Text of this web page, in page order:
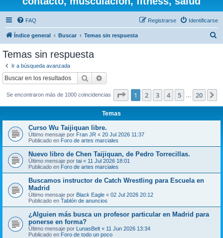
FAQ Identificarse
Registrarse
Índice general Buscar Temas sin respuesta
Temas sin respuesta
Ir a búsqueda avanzada
Buscar
Se encontraron más de 1000 coincidencias Página de 20
1 2 3 4 5 20
Temas
Curso Wu Taijiquan libre.
Último mensaje por Fran JR « 20 Jul 2026 11:37
Publicado en Foro de artes marciales
Nuevo libro de Chen Taijiquan, de Pedro Torrecillas.
Último mensaje por tai « 11 Jul 2026 18:01
Publicado en Foro de artes marciales
Buscamos instructor de Catch Wrestling para Escuela en
Madrid
Último mensaje por Black Eagle « 02 Jul 2026 20:12
Publicado en Tablón de anuncios
¿Alguien más busca un profesor particular en Madrid para
ponerse en forma?
Último mensaje por LunasBelt « 11 Jun 2026 13:34
Publicado en Foro de todo un poco